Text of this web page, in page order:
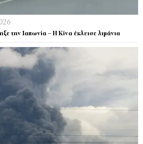
την Ιαπωνία – H Κίνα έκλεισε λιμάνια